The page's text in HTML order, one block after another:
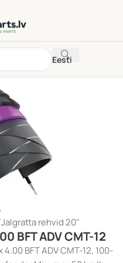
Eesti
Jalgratta rehvid 20"
BFT ADV CMT-12
BFT ADV CMT-12, 100-